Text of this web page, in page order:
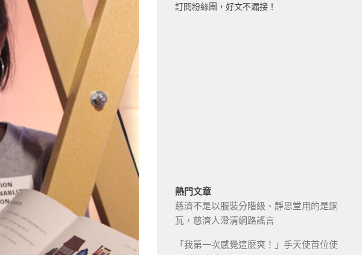
訂閱粉絲團，好文不漏接！
熱門文章
慈濟不是以服裝分階級、靜思堂用的是銅
瓦，慈濟人澄清網路謠言
「我第一次感覺這麼爽！」手天使首位使